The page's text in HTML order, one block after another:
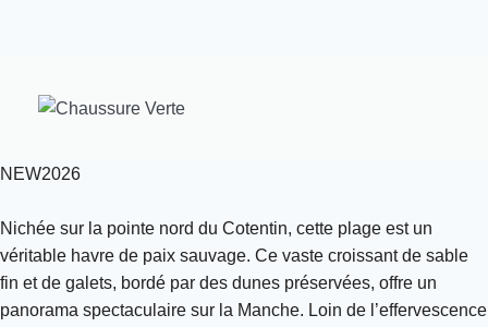
NEW2026
Nichée sur la pointe nord du Cotentin, cette plage est un
véritable havre de paix sauvage. Ce vaste croissant de sable
fin et de galets, bordé par des dunes préservées, offre un
panorama spectaculaire sur la Manche. Loin de l’effervescence